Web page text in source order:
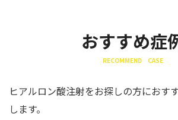
おすすめ症
RECOMMEND CASE
ヒアルロン酸注射をお探しの方におす
します。